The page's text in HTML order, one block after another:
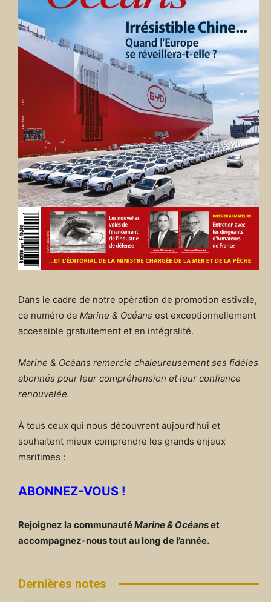
Dans le cadre de notre opération de promotion estivale,
ce numéro de Marine & Océans est exceptionnellement
accessible gratuitement et en intégralité.
Marine & Océans remercie chaleureusement ses fidèles
abonnés pour leur compréhension et leur confiance
renouvelée.
À tous ceux qui nous découvrent aujourd’hui et
souhaitent mieux comprendre les grands enjeux
maritimes :
ABONNEZ-VOUS !
Rejoignez la communautéMarine & Océanset
accompagnez-nous tout au long de l’année.
Dernières notes